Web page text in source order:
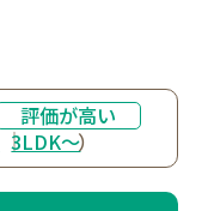
評価が高い
3LDK〜）